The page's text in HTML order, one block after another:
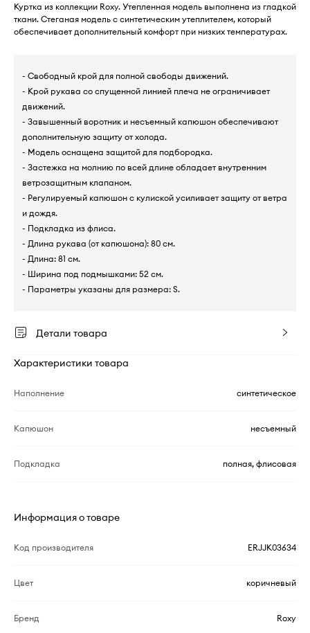
Куртка из коллекции Roxy. Утепленная модель выполнена из гладкой
ткани. Стеганая модель с синтетическим утеплителем, который
обеспечивает дополнительный комфорт при низких температурах.
- Свободный крой для полной свободы движений.
- Крой рукава со спущенной линией плеча не ограничивает
движений.
- Завышенный воротник и несъемный капюшон обеспечивают
дополнительную защиту от холода.
- Модель оснащена защитой для подбородка.
- Застежка на молнию по всей длине обладает внутренним
ветрозащитным клапаном.
- Регулируемый капюшон с кулиской усиливает защиту от ветра
и дождя.
- Подкладка из флиса.
- Длина рукава (от капюшона): 80 см.
- Длина: 81 см.
- Ширина под подмышками: 52 см.
- Параметры указаны для размера: S.
Детали товара
Характеристики товара
Наполнение синтетическое
Капюшон несъемный
Подкладка полная, флисовая
Информация о товаре
Код производителя ERJJK03634
Цвет коричневый
Бренд Roxy